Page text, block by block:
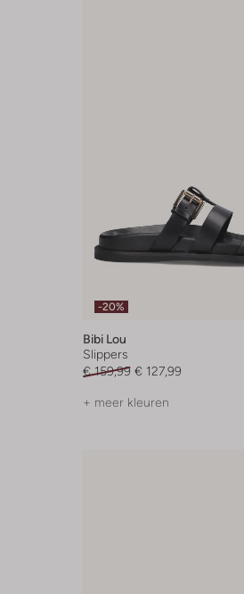
-20%
Bibi Lou
Slippers
€ 159,99 € 127,99
+ meer kleuren